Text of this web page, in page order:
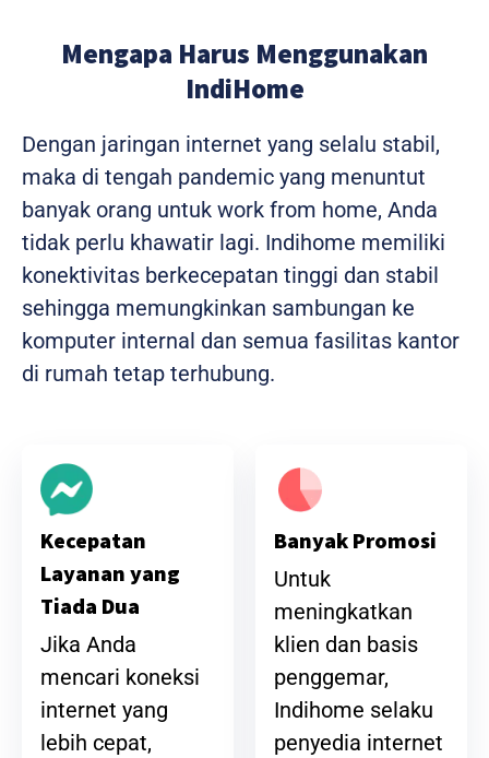
Mengapa Harus Menggunakan
IndiHome
Dengan jaringan internet yang selalu stabil,
maka di tengah pandemic yang menuntut
banyak orang untuk work from home, Anda
tidak perlu khawatir lagi. Indihome memiliki
konektivitas berkecepatan tinggi dan stabil
sehingga memungkinkan sambungan ke
komputer internal dan semua fasilitas kantor
di rumah tetap terhubung.
Kecepatan
Layanan yang
Tiada Dua
Jika Anda
mencari koneksi
internet yang
lebih cepat,
Banyak Promosi
Untuk
meningkatkan
klien dan basis
penggemar,
Indihome selaku
penyedia internet